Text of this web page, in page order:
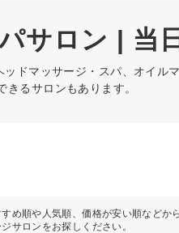
サロン | 当
ドマッサージ・スパ、オイル
るサロンもあります。
すめ順や人気順、価格が安い順などか
サロンをお探しください。